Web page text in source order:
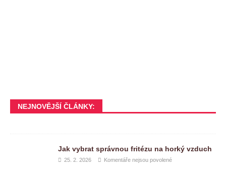
NEJNOVĚJŠÍ ČLÁNKY:
Jak vybrat správnou fritézu na horký vzduch
25. 2. 2026 Komentáře nejsou povolené